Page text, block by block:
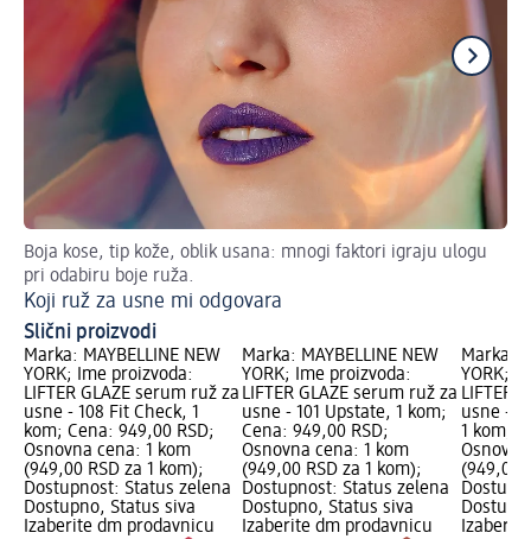
Boja kose, tip kože, oblik usana: mnogi faktori igraju ulogu
pri odabiru boje ruža.
Koji ruž za usne mi odgovara
Slični proizvodi
Marka: MAYBELLINE NEW
YORK; Ime proizvoda:
LIFTER GLAZE serum ruž za
usne - 108 Fit Check, 1
kom; Cena: 949,00 RSD;
Osnovna cena: 1 kom
(949,00 RSD za 1 kom);
Dostupnost: Status zelena
Dostupno, Status siva
Izaberite dm prodavnicu
Marka: MAYBELLINE NEW
YORK; Ime proizvoda:
LIFTER GLAZE serum ruž za
usne - 101 Upstate, 1 kom;
Cena: 949,00 RSD;
Osnovna cena: 1 kom
(949,00 RSD za 1 kom);
Dostupnost: Status zelena
Dostupno, Status siva
Izaberite dm prodavnicu
Marka:
YORK;
LIFTER
usne -
1 kom;
(949,00